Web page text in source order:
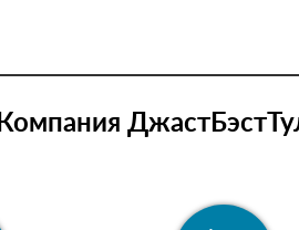
Компания